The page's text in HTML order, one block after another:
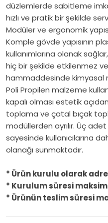
düzlemlerde sabitleme
hızlı ve pratik bir şekilde
Modüler ve ergonomik
Komple gövde yapısının
kullanımlarına olanak
hiç bir şekilde etkilenmez
hammaddesinde kimyasal
Poli Propilen malzeme
kapalı olması estetik
toplama ve çatal bıçak
modüllerden ayrılır. Üç
sayesinde kullanıcılarına
olanağı sunmaktadır.
* Ürün kurulu olarak
* Kurulum süresi
* Ürünün teslim süresi